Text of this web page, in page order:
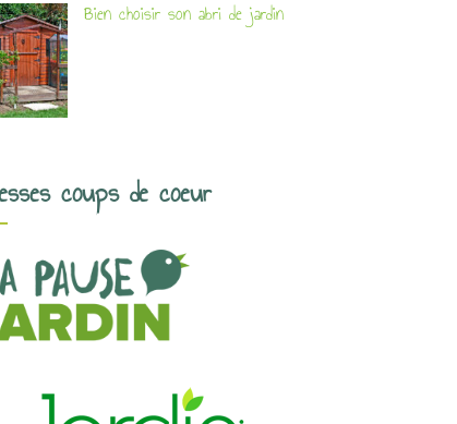
Bien choisir son abri de jardin
coups de coeur